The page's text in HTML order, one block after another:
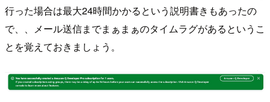
行った場合は最大24時間かかるという説明書きもあったの
で、、メール送信までまぁまぁのタイムラグがあるというこ
とを覚えておきましょう。